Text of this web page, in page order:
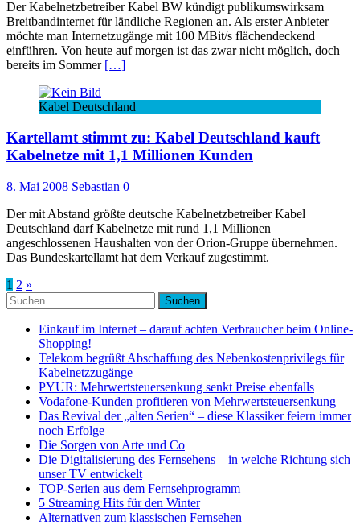
Der Kabelnetzbetreiber Kabel BW kündigt publikumswirksam
Breitbandinternet für ländliche Regionen an. Als erster Anbieter
möchte man Internetzugänge mit 100 MBit/s flächendeckend
einführen. Von heute auf morgen ist das zwar nicht möglich, doch
bereits im Sommer […]
Kabel Deutschland
Kartellamt stimmt zu: Kabel Deutschland kauft
Kabelnetze mit 1,1 Millionen Kunden
8. Mai 2008 Sebastian 0
Der mit Abstand größte deutsche Kabelnetzbetreiber Kabel
Deutschland darf Kabelnetze mit rund 1,1 Millionen
angeschlossenen Haushalten von der Orion-Gruppe übernehmen.
Das Bundeskartellamt hat dem Verkauf zugestimmt.
Seitennummerierung
der
Beiträge
1 2 »
Suchen
nach:
Einkauf im Internet – darauf achten Verbraucher beim Online-
Shopping!
Telekom begrüßt Abschaffung des Nebenkostenprivilegs für
Kabelnetzzugänge
PYUR: Mehrwertsteuersenkung senkt Preise ebenfalls
Vodafone-Kunden profitieren von Mehrwertsteuersenkung
Das Revival der „alten Serien“ – diese Klassiker feiern immer
noch Erfolge
Die Sorgen von Arte und Co
Die Digitalisierung des Fernsehens – in welche Richtung sich
unser TV entwickelt
TOP-Serien aus dem Fernsehprogramm
5 Streaming Hits für den Winter
Alternativen zum klassischen Fernsehen